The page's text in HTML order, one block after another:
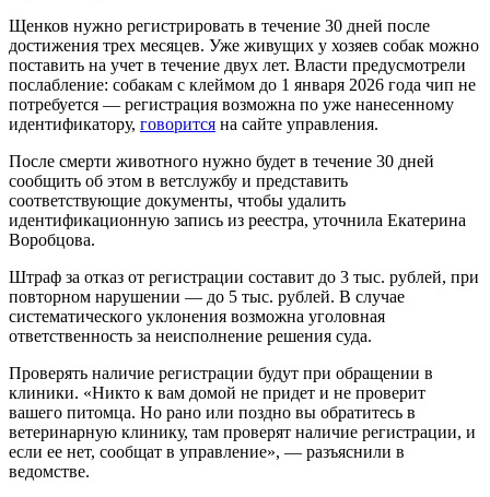
Щенков нужно регистрировать в течение 30 дней после
достижения трех месяцев. Уже живущих у хозяев собак можно
поставить на учет в течение двух лет. Власти предусмотрели
послабление: собакам с клеймом до 1 января 2026 года чип не
потребуется — регистрация возможна по уже нанесенному
идентификатору, говорится на сайте управления.
После смерти животного нужно будет в течение 30 дней
сообщить об этом в ветслужбу и представить
соответствующие документы, чтобы удалить
идентификационную запись из реестра, уточнила Екатерина
Воробцова.
Штраф за отказ от регистрации составит до 3 тыс. рублей, при
повторном нарушении — до 5 тыс. рублей. В случае
систематического уклонения возможна уголовная
ответственность за неисполнение решения суда.
Проверять наличие регистрации будут при обращении в
клиники. «Никто к вам домой не придет и не проверит
вашего питомца. Но рано или поздно вы обратитесь в
ветеринарную клинику, там проверят наличие регистрации, и
если ее нет, сообщат в управление», — разъяснили в
ведомстве.